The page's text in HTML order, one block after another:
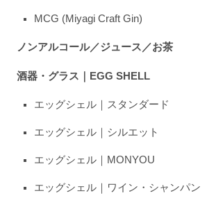
MCG (Miyagi Craft Gin)
ノンアルコール／ジュース／お茶
酒器・グラス｜EGG SHELL
エッグシェル｜スタンダード
エッグシェル｜シルエット
エッグシェル｜MONYOU
エッグシェル｜ワイン・シャンパン